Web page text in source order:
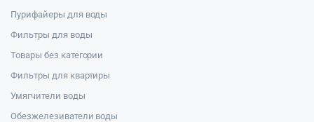
Пурифайеры для воды
Фильтры для воды
Товары без категории
Фильтры для квартиры
Умягчители воды
Обезжелезиватели воды